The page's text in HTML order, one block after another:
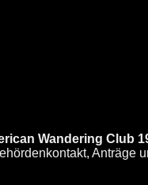
Wandering Club
Anträge